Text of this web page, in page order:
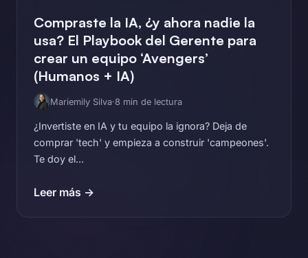
Compraste la IA, ¿y ahora nadie la
usa? El Playbook del Gerente para
crear un equipo ‘Avengers’
(Humanos + IA)
Mariemily Silva·8 min de lectura
¿Invertiste en IA y tu equipo la ignora? Deja de
comprar 'tech' y empieza a construir 'campeones'.
Te doy el...
Leer más →